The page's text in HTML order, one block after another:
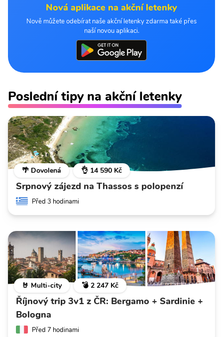
Nová aplikace na akční letenky
Nově můžete odebírat naše akční letenky zdarma také přes
naší novou aplikaci.
Poslední tipy na akční letenky
🌴 Dovolená 👌 14 590 Kč
Srpnový zájezd na Thassos s polopenzí
Před 3 hodinami
🤘 Multi-city 💣 2 247 Kč
Říjnový trip 3v1 z ČR: Bergamo + Sardinie +
Bologna
Před 7 hodinami